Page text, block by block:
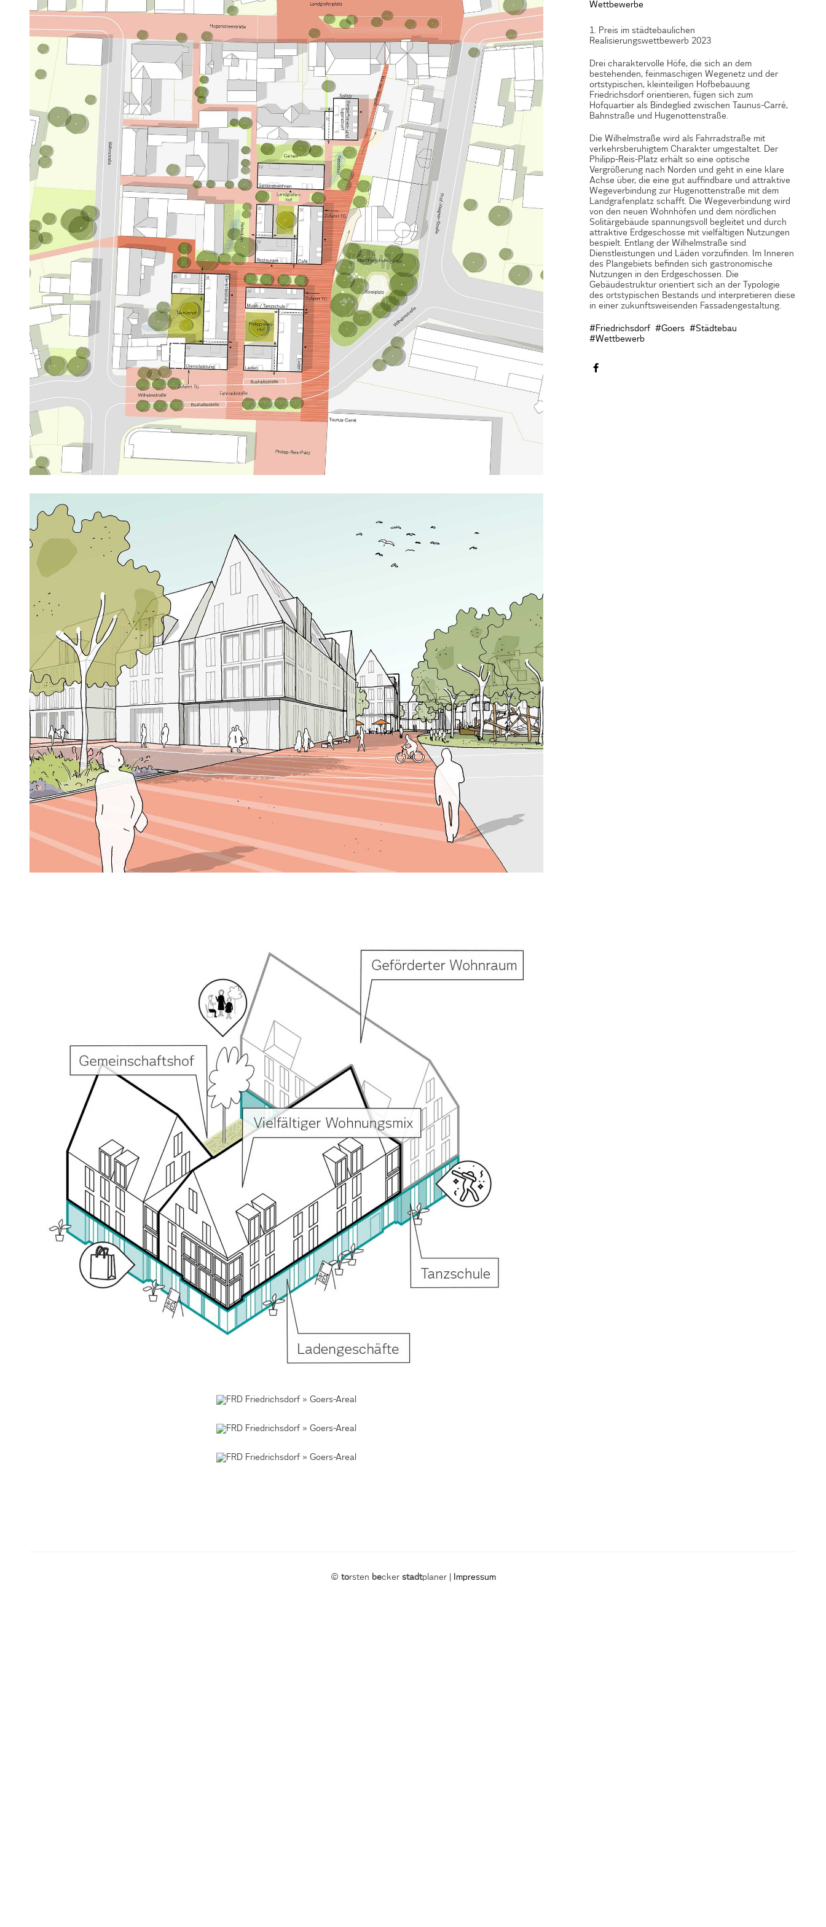
Wettbewerbe
1. Preis im städtebaulichen
Realisierungswettbewerb 2023
Drei charaktervolle Höfe, die sich an dem
bestehenden, feinmaschigen Wegenetz und der
ortstypischen, kleinteiligen Hofbebauung
Friedrichsdorf orientieren, fügen sich zum
Hofquartier als Bindeglied zwischen Taunus-Carré,
Bahnstraße und Hugenottenstraße.
Die Wilhelmstraße wird als Fahrradstraße mit
verkehrsberuhigtem Charakter umgestaltet. Der
Philipp-Reis-Platz erhält so eine optische
Vergrößerung nach Norden und geht in eine klare
Achse über, die eine gut auffindbare und attraktive
Wegeverbindung zur Hugenottenstraße mit dem
Landgrafenplatz schafft. Die Wegeverbindung wird
von den neuen Wohnhöfen und dem nördlichen
Solitärgebäude spannungsvoll begleitet und durch
attraktive Erdgeschosse mit vielfältigen Nutzungen
bespielt. Entlang der Wilhelmstraße sind
Dienstleistungen und Läden vorzufinden. Im Inneren
des Plangebiets befinden sich gastronomische
Nutzungen in den Erdgeschossen. Die
Gebäudestruktur orientiert sich an der Typologie
des ortstypischen Bestands und interpretieren diese
in einer zukunftsweisenden Fassadengestaltung.
#Friedrichsdorf #Goers #Städtebau
#Wettbewerb
© torsten becker stadtplaner | Impressum